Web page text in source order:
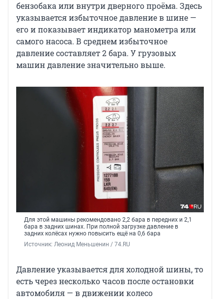
бензобака или внутри дверного проёма. Здесь
указывается избыточное давление в шине —
его и показывает индикатор манометра или
самого насоса. В среднем избыточное
давление составляет 2 бара. У грузовых
машин давление значительно выше.
Для этой машины рекомендовано 2,2 бара в передних и 2,1
бара в задних шинах. При полной загрузке давление в
задних колёсах нужно повысить ещё на 0,6 бара
Источник: Леонид Меньшенин / 74.RU
Давление указывается для холодной шины, то
есть через несколько часов после остановки
автомобиля — в движении колесо